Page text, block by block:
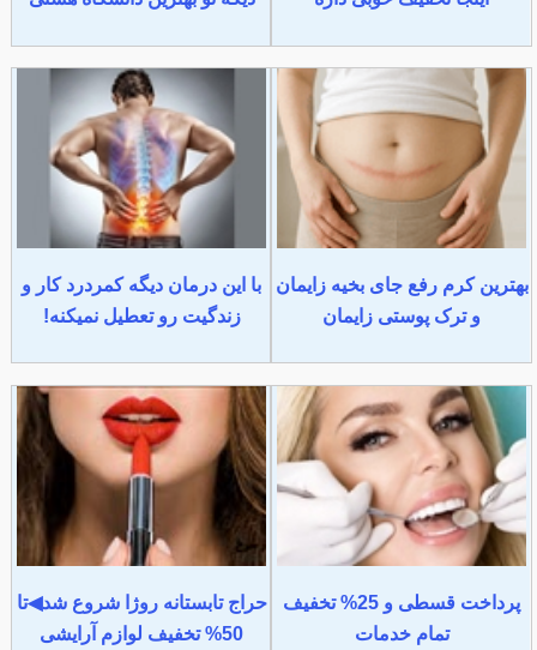
بهترین کرم رفع جای بخیه زایمان
و ترک پوستی زایمان
با این درمان دیگه کمردرد کار و
زندگیت رو تعطیل نمیکنه!
پرداخت قسطی و 25% تخفیف
تمام خدمات
حراج تابستانه روژا شروع شد◀تا
50% تخفیف لوازم آرایشی